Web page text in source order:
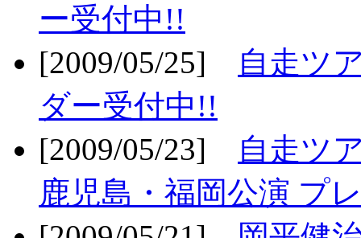
ー受付中!!
[2009/05/25]
自走ツ
ダー受付中!!
[2009/05/23]
自走ツ
鹿児島・福岡公演 プ